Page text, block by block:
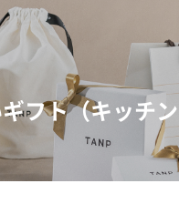
フト（キッチ